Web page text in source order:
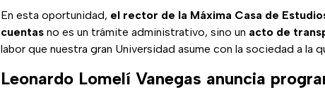
En esta oportunidad, el rector de la Máxima Casa de
cuentas no es un trámite administrativo, sino un acto de
labor que nuestra gran Universidad asume con la sociedad a la
Leonardo Lomelí Vanegas anuncia